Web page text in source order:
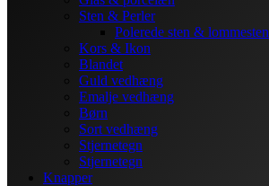
Sten & Perler
Polerede sten & lommesten
Kors & Ikon
Blandet
Guld vedhæng
Emalje vedhæng
Børn
Sort vedhæng
Stjernetegn
Stjernetegn
Knapper